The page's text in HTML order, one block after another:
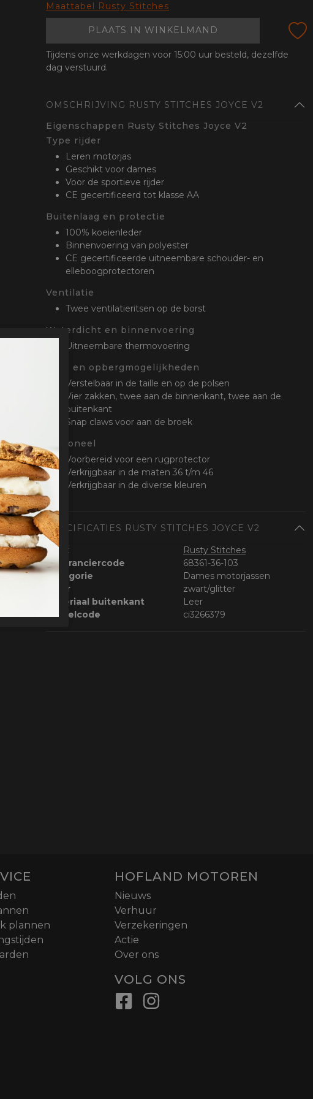
Sloten
Telefoon
Maattabel Rusty Stitches
PLAATS IN WINKELMAND
Tijdens onze werkdagen voor 15:00 uur besteld, dezelfde
dag verstuurd.
OMSCHRIJVING RUSTY STITCHES JOYCE V2
Eigenschappen Rusty Stitches Joyce V2
Type rijder
Leren motorjas
Geschikt voor dames
Voor de sportieve rijder
CE gecertificeerd tot klasse AA
Buitenlaag en protectie
100% koeienleder
Binnenvoering van polyester
CE gecertificeerde uitneembare schouder- en
elleboogprotectoren
Ventilatie
Twee ventilatieritsen op de borst
Waterdicht en binnenvoering
Uitneembare thermovoering
Stel- en opbergmogelijkheden
Verstelbaar in de taille en op de polsen
Vier zakken, twee aan de binnenkant, twee aan de
buitenkant
Snap claws voor aan de broek
Optioneel
Voorbereid voor een rugprotector
Verkrijgbaar in de maten 36 t/m 46
Verkrijgbaar in de diverse kleuren
SPECIFICATIES RUSTY STITCHES JOYCE V2
Merk
Rusty Stitches
Leveranciercode
68361-36-103
Categorie
Dames motorjassen
Kleur
zwart/glitter
Materiaal buitenkant
Leer
Bestelcode
ci3266379
plannen
HOFLAND MOTOREN
Nieuws
Verhuur
Verzekeringen
Actie
Over ons
VOLG ONS